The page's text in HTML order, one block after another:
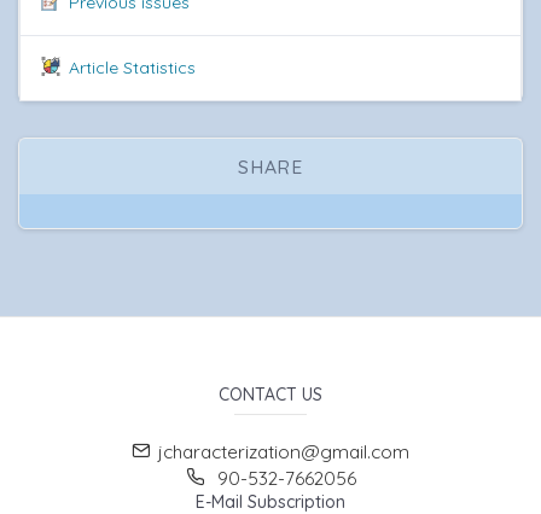
Article Statistics
SHARE
CONTACT US
jcharacterization@gmail.com
90-532-7662056
E-Mail Subscription